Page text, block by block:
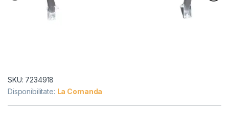
SKU: 7234918
Disponibilitate: La Comanda